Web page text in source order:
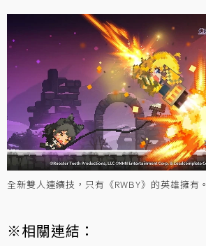
全新雙人連續技，只有《RWBY》的英雄擁有。
※相關連結：